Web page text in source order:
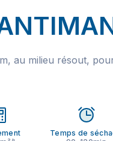
au milieu résout,
Temps de